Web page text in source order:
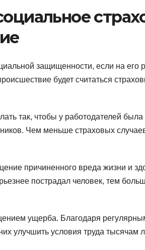
защищенности, если на его
будет считаться
так, чтобы у работодателей была
Чем меньше страховых
причиненного вреда жизни и
пострадал человек, тем
ущерба. Благодаря
улучшить условия труда тысячам